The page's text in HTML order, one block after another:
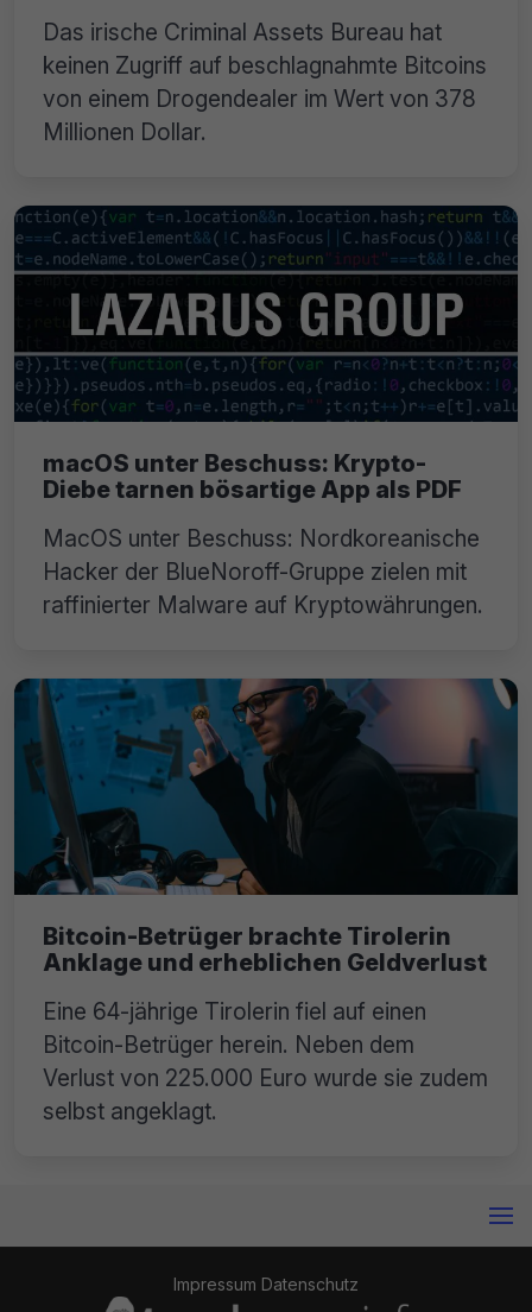
Das irische Criminal Assets Bureau hat
keinen Zugriff auf beschlagnahmte Bitcoins
von einem Drogendealer im Wert von 378
Millionen Dollar.
macOS unter Beschuss: Krypto-
Diebe tarnen bösartige App als PDF
MacOS unter Beschuss: Nordkoreanische
Hacker der BlueNoroff-Gruppe zielen mit
raffinierter Malware auf Kryptowährungen.
Bitcoin-Betrüger brachte Tirolerin
Anklage und erheblichen Geldverlust
Eine 64-jährige Tirolerin fiel auf einen
Bitcoin-Betrüger herein. Neben dem
Verlust von 225.000 Euro wurde sie zudem
selbst angeklagt.
Impressum Datenschutz